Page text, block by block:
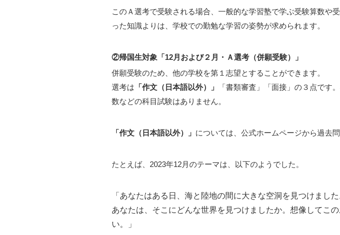
このＡ選考で受験される場合、一般的な学習塾で学ぶ受験算数や
った知識よりは、学校での勤勉な学習の姿勢が求められます。
②帰国生対象「12月および２月・Ａ選考（併願受験）」
併願受験のため、他の学校を第１志望とすることができます。
選考は 「作文（日本語以外）」
「書類審査」「面接」の３点です
数などの科目試験はありません。
「作文（日本語以外）」 については、公式ホームページから過去
たとえば、2023年12月のテーマは、以下のようでした。
「あなたはある日、海と陸地の間に大きな空洞を見つけまし
あなたは、そこにどんな世界を見つけましたか。想像してこ
い。」